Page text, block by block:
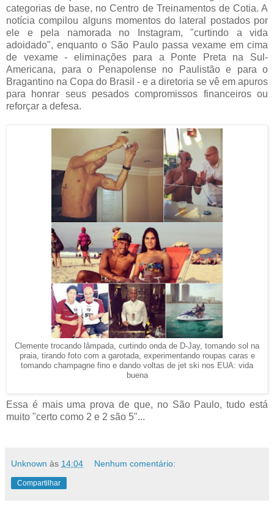
categorias de base, no Centro de Treinamentos de Cotia. A
notícia compilou alguns momentos do lateral postados por
ele e pela namorada no Instagram, "curtindo a vida
adoidado", enquanto o São Paulo passa vexame em cima
de vexame - eliminações para a Ponte Preta na Sul-
Americana, para o Penapolense no Paulistão e para o
Bragantino na Copa do Brasil - e a diretoria se vê em apuros
para honrar seus pesados compromissos financeiros ou
reforçar a defesa.
Clemente trocando lâmpada, curtindo onda de D-Jay, tomando sol na
praia, tirando foto com a garotada, experimentando roupas caras e
tomando champagne fino e dando voltas de jet ski nos EUA: vida
buena
Essa é mais uma prova de que, no São Paulo, tudo está
muito "certo como 2 e 2 são 5"...
Unknown às 14:04 Nenhum comentário:
Compartilhar